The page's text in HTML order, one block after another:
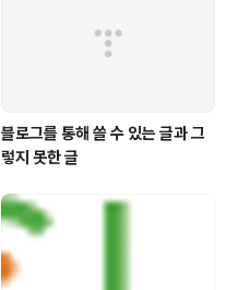
블로그를 통해 쓸 수 있는 글과 그
렇지 못한 글